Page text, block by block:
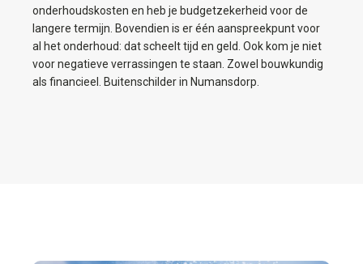
onderhoudskosten en heb je budgetzekerheid voor de
langere termijn. Bovendien is er één aanspreekpunt voor
al het onderhoud: dat scheelt tijd en geld. Ook kom je niet
voor negatieve verrassingen te staan. Zowel bouwkundig
als financieel. Buitenschilder in Numansdorp.